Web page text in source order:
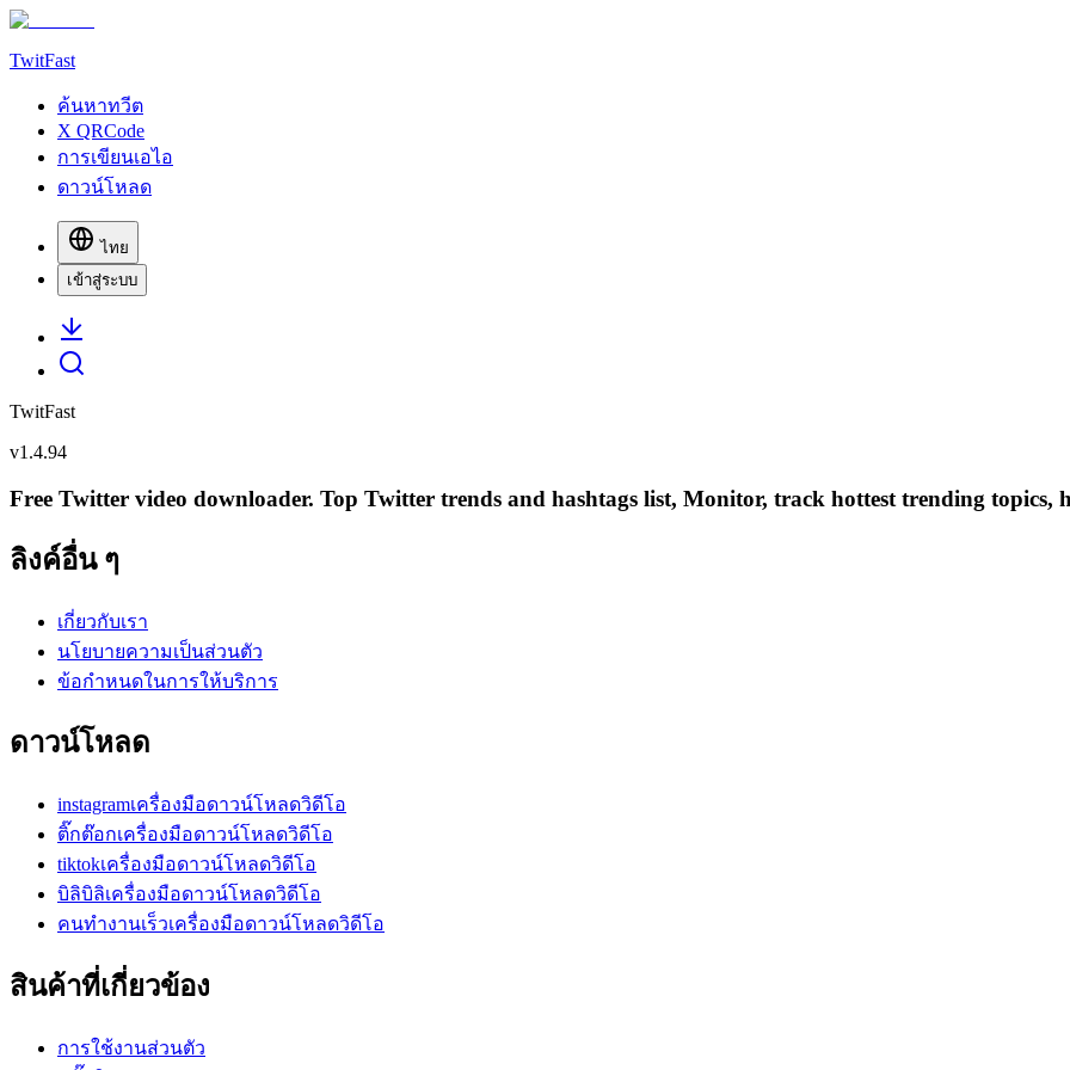
TwitFast
ค้นหาทวีต
X QRCode
การเขียนเอไอ
ดาวน์โหลด
ไทย
เข้าสู่ระบบ
TwitFast
v1.4.94
Free Twitter video downloader. Top Twitter trends and hashtags list, Monitor, track hottest trending topics,
ลิงค์อื่น ๆ
เกี่ยวกับเรา
นโยบายความเป็นส่วนตัว
ข้อกำหนดในการให้บริการ
ดาวน์โหลด
instagramเครื่องมือดาวน์โหลดวิดีโอ
ติ๊กต๊อกเครื่องมือดาวน์โหลดวิดีโอ
tiktokเครื่องมือดาวน์โหลดวิดีโอ
บิลิบิลิเครื่องมือดาวน์โหลดวิดีโอ
คนทำงานเร็วเครื่องมือดาวน์โหลดวิดีโอ
สินค้าที่เกี่ยวข้อง
การใช้งานส่วนตัว